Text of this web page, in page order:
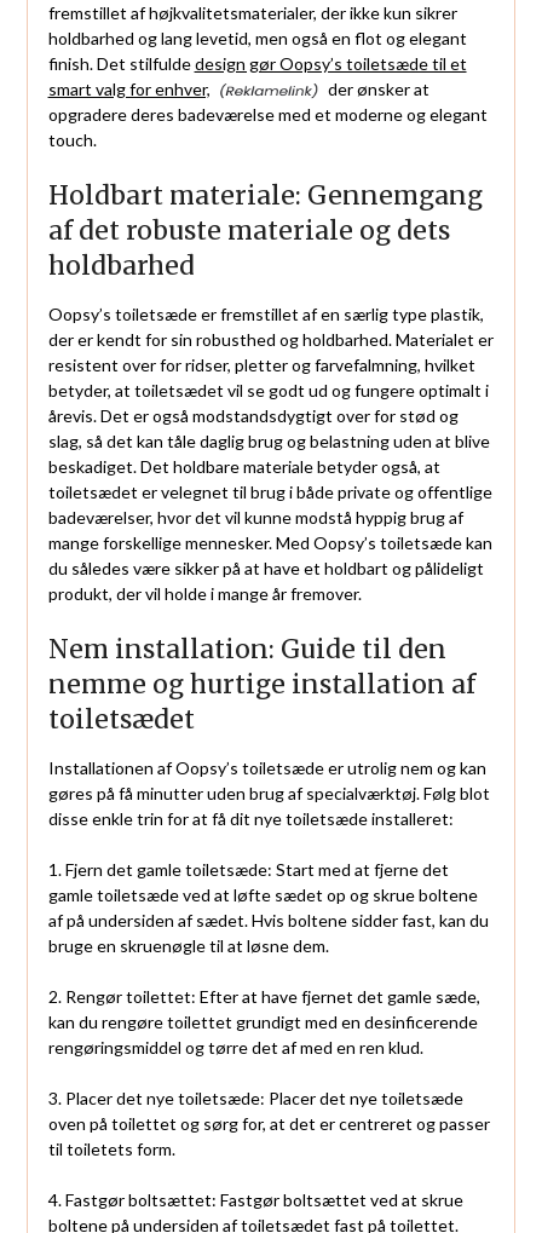
fremstillet af højkvalitetsmaterialer, der ikke kun sikrer
holdbarhed og lang levetid, men også en flot og elegant
finish. Det stilfuldedesign gør Oopsy’s toiletsæde til et
smart valg for enhver,
der ønsker at
opgradere deres badeværelse med et moderne og elegant
touch.
Holdbart materiale: Gennemgang
af det robuste materiale og dets
holdbarhed
Oopsy’s toiletsæde er fremstillet af en særlig type plastik,
der er kendt for sin robusthed og holdbarhed. Materialet er
resistent over for ridser, pletter og farvefalmning, hvilket
betyder, at toiletsædet vil se godt ud og fungere optimalt i
årevis. Det er også modstandsdygtigt over for stød og
slag, så det kan tåle daglig brug og belastning uden at blive
beskadiget. Det holdbare materiale betyder også, at
toiletsædet er velegnet til brug i både private og offentlige
badeværelser, hvor det vil kunne modstå hyppig brug af
mange forskellige mennesker. Med Oopsy’s toiletsæde kan
du således være sikker på at have et holdbart og pålideligt
produkt, der vil holde i mange år fremover.
Nem installation: Guide til den
nemme og hurtige installation af
toiletsædet
Installationen af Oopsy’s toiletsæde er utrolig nem og kan
gøres på få minutter uden brug af specialværktøj. Følg blot
disse enkle trin for at få dit nye toiletsæde installeret:
1. Fjern det gamle toiletsæde: Start med at fjerne det
gamle toiletsæde ved at løfte sædet op og skrue boltene
af på undersiden af sædet. Hvis boltene sidder fast, kan du
bruge en skruenøgle til at løsne dem.
2. Rengør toilettet: Efter at have fjernet det gamle sæde,
kan du rengøre toilettet grundigt med en desinficerende
rengøringsmiddel og tørre det af med en ren klud.
3. Placer det nye toiletsæde: Placer det nye toiletsæde
oven på toilettet og sørg for, at det er centreret og passer
til toiletets form.
4. Fastgør boltsættet: Fastgør boltsættet ved at skrue
boltene på undersiden af toiletsædet fast på toilettet.